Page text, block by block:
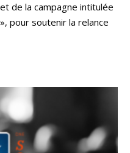
de la campagne intitulée
pour soutenir la relance